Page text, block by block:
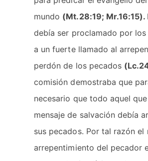
mundo (Mt.28:19; Mr.16:15).
debía ser proclamado por
a un fuerte llamado al
perdón de los pecados
comisión demostraba que
necesario que todo aquel
mensaje de salvación debía
sus pecados. Por tal razón el
arrepentimiento del pecador